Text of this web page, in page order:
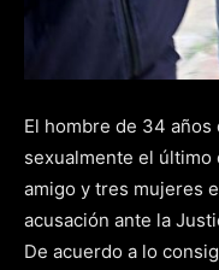
El hombre de 34
sexualmente el último
amigo y tres mujeres
acusación ante la
De acuerdo a lo